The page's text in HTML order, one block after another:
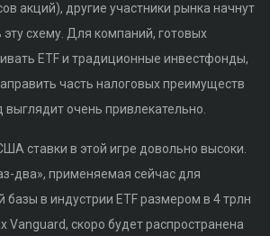
акций), другие участники рынка начнут
эту схему. Для компаний, готовых
ETF и традиционные инвестфонды,
часть налоговых преимуществ
очень привлекательно.
ставки в этой игре довольно высоки.
два», применяемая сейчас для
базы в индустрии ETF размером в 4 трлн
Vanguard, скоро будет распространена